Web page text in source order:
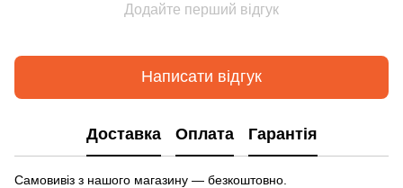
Додайте перший відгук
Написати відгук
Доставка Оплата Гарантія
Самовивіз з нашого магазину — безкоштовно.